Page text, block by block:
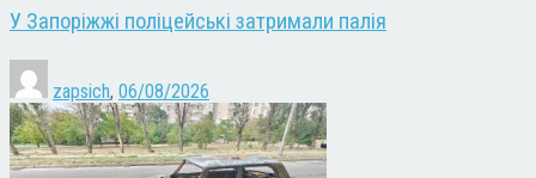
У Запоріжжі поліцейські затримали палія
zapsich, 06/08/2026